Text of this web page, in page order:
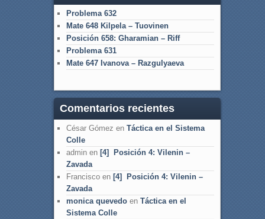
Problema 632
Mate 648 Kilpela – Tuovinen
Posición 658: Gharamian – Riff
Problema 631
Mate 647 Ivanova – Razgulyaeva
Comentarios recientes
César Gómez en Táctica en el Sistema
Colle
adminen [4] Posición 4: Vilenin –
Zavada
Franciscoen [4] Posición 4: Vilenin –
Zavada
monica quevedoen Táctica en el
Sistema Colle